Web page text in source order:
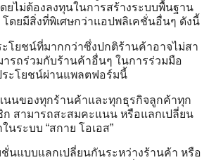
ยไม่ต้องลงทุนในการสร้างระบบพื้นฐาน
ดยมีสิ่งที่พิเศษกว่าแอปพลิเคชั่นอื่นๆ ดังนี้
ะโยชน์ที่มากกว่าซึ่งปกติร้านค้าอาจไม่สา
ารถร่วมกับร้านค้าอื่นๆ ในการร่วมมือ
ะโยชน์ผ่านแพลตฟอร์มนี้
นนของทุกร้านค้าและทุกธุรกิจลูกค้าทุก
สามารถสะสมคะแนน หรือแลกเปลี่ยน
ระบบ “สกาย โอเอส”
นแบบแลกเปลี่ยนกันระหว่างร้านค้า หรือ